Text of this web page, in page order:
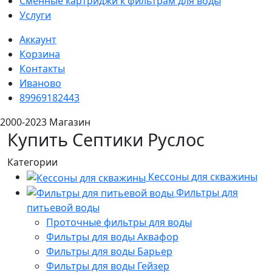
Услуги
Аккаунт
Корзина
Контакты
Иваново
89969182443
2000-2023 Магазин
Купить Септики Руслос
Категории
Кессоны для скважины
Фильтры для
питьевой воды
Проточные фильтры для воды
Фильтры для воды Аквафор
Фильтры для воды Барьер
Фильтры для воды Гейзер